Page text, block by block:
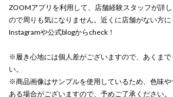
ZOOMアプリを利用して、店舗経験スタッフが詳
ので周りも気になりません。近くに店舗がない方
Instagramや公式blogからcheck！
※履き心地には個人差がございますので、あくまで
い。
※商品画像はサンプルを使用しているため、色味
ある場合がございますので、予めご了承ください。